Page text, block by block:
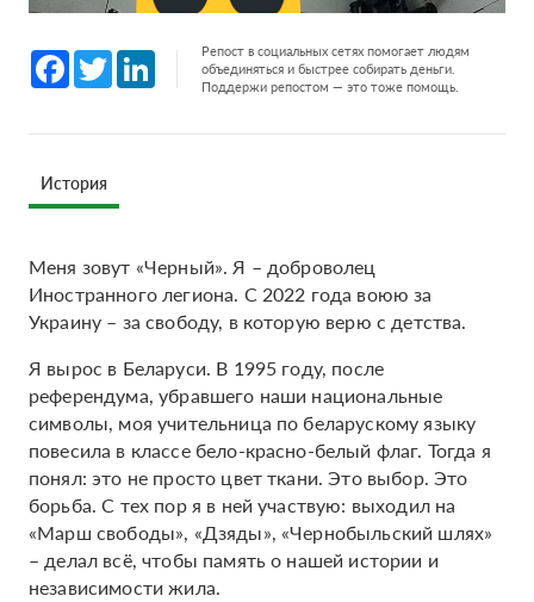
Facebook
Twitter LinkedInРепост в социальных сетях помогает людям
объединяться и быстрее собирать деньги.
Поддержи репостом — это тоже помощь.
История
Меня зовут «Черный». Я – доброволец
Иностранного легиона. С 2022 года воюю за
Украину – за свободу, в которую верю с детства.
Я вырос в Беларуси. В 1995 году, после
референдума, убравшего наши национальные
символы, моя учительница по беларускому языку
повесила в классе бело-красно-белый флаг. Тогда я
понял: это не просто цвет ткани. Это выбор. Это
борьба. С тех пор я в ней участвую: выходил на
«Марш свободы», «Дзяды», «Чернобыльский шлях»
– делал всё, чтобы память о нашей истории и
независимости жила.